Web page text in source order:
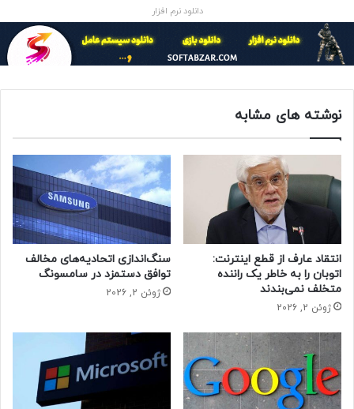
جزئیات توافق با مایکروسافت
براساس قرارداد جدید، تقریباً ۲۷ درصد از سهام شرکت انتفاعی
تامین‌کننده اصلی ظرفیت محاسباتی را دارد و حقوق تجاری
است.
نکات برجسته:
– OpenAI ارزش‌گذاری‌شده بیش از ۵۰۰ میلیارد دلار دارد.
– مایکروسافت و بنیاد OpenAI سهم‌های کلیدی در ساختار
جدید دارند.
– هیئت غیرانتفاعی حق نظارت بر ایمنی و توقف انتشار
محصولات پرخطر را حفظ کرده است.
نظارت قانونی و تضمین مأموریت
دادستان‌های کل دلاور و کالیفرنیا پس از بررسی‌های گسترده، با
بازسازی ساختار مخالفت نکردند اما اعلام کردند که نظارت مداوم
دانلود نرم افزار
نوشته های مشابه
انتقاد عارف از قطع اینترنت:
اتوبان را به خاطر یک راننده
متخلف نمی‌بندند
ژوئن 2, 2026
سنگ‌اندازی اتحادیه‌های مخالف
توافق دستمزد در سامسونگ
ژوئن 2, 2026